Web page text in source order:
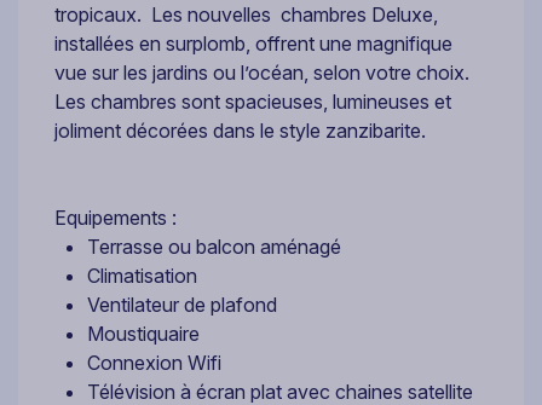
tropicaux. Les nouvelles chambres Deluxe,
installées en surplomb, offrent une magnifique
vue sur les jardins ou l’océan, selon votre choix.
Les chambres sont spacieuses, lumineuses et
joliment décorées dans le style zanzibarite.
Equipements :
Terrasse ou balcon aménagé
Climatisation
Ventilateur de plafond
Moustiquaire
Connexion Wifi
Télévision à écran plat avec chaines satellite